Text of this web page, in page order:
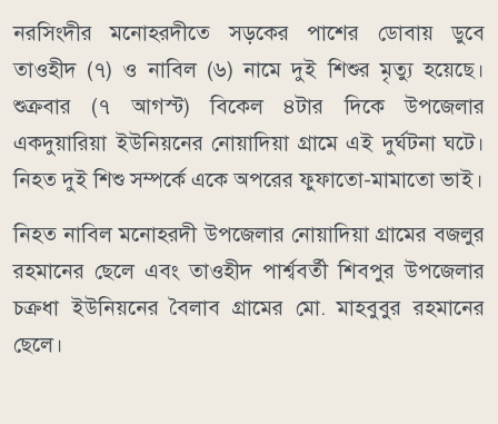
নরসিংদীর মনোহরদীতে সড়কের পাশের ডোবায় ডুবে
তাওহীদ (৭) ও নাবিল (৬) নামে দুই শিশুর মৃত্যু হয়েছে।
শুক্রবার (৭ আগস্ট) বিকেল ৪টার দিকে উপজেলার
একদুয়ারিয়া ইউনিয়নের নোয়াদিয়া গ্রামে এই দুর্ঘটনা ঘটে।
নিহত দুই শিশু সম্পর্কে একে অপরের ফুফাতো-মামাতো ভাই।
নিহত নাবিল মনোহরদী উপজেলার নোয়াদিয়া গ্রামের বজলুর
রহমানের ছেলে এবং তাওহীদ পার্শ্ববর্তী শিবপুর উপজেলার
চক্রধা ইউনিয়নের বৈলাব গ্রামের মো. মাহবুবুর রহমানের
ছেলে।